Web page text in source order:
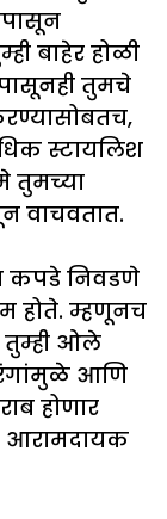
बाहेर होळी
तुमचे
स्टायलिश
तुमच्या
वाचवतात.
कपडे निवडणे
होते. म्हणूनच
तुम्ही ओले
रंगांमुळे आणि
होणार
आरामदायक